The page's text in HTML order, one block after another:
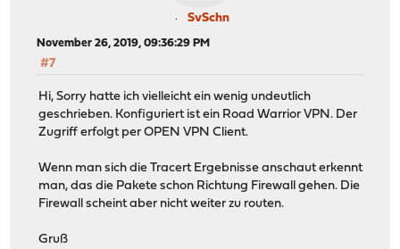
SvSchn
November 26, 2019, 09:36:29 PM
#7
Hi, Sorry hatte ich vielleicht ein wenig undeutlich
geschrieben. Konfiguriert ist ein Road Warrior VPN. Der
Zugriff erfolgt per OPEN VPN Client.
Wenn man sich die Tracert Ergebnisse anschaut erkennt
man, das die Pakete schon Richtung Firewall gehen. Die
Firewall scheint aber nicht weiter zu routen.
Gruß